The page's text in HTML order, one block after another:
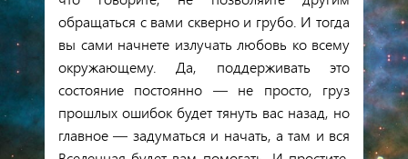
обращаться с вами скверно и грубо. И тогда
вы сами начнете излучать любовь ко всему
окружающему. Да, поддерживать это
состояние постоянно — не просто, груз
прошлых ошибок будет тянуть вас назад, но
главное — задуматься и начать, а там и вся